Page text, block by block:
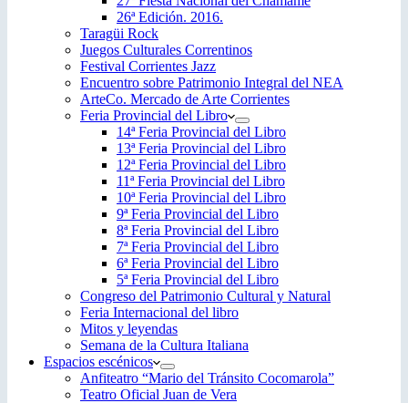
26ª Edición. 2016.
Taragüi Rock
Juegos Culturales Correntinos
Festival Corrientes Jazz
Encuentro sobre Patrimonio Integral del NEA
ArteCo. Mercado de Arte Corrientes
Feria Provincial del Libro
14ª Feria Provincial del Libro
13ª Feria Provincial del Libro
12ª Feria Provincial del Libro
11ª Feria Provincial del Libro
10ª Feria Provincial del Libro
9ª Feria Provincial del Libro
8ª Feria Provincial del Libro
7ª Feria Provincial del Libro
6ª Feria Provincial del Libro
5ª Feria Provincial del Libro
Congreso del Patrimonio Cultural y Natural
Feria Internacional del libro
Mitos y leyendas
Semana de la Cultura Italiana
Espacios escénicos
Anfiteatro “Mario del Tránsito Cocomarola”
Teatro Oficial Juan de Vera